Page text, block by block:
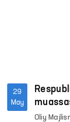
29
May
davom
Oliy